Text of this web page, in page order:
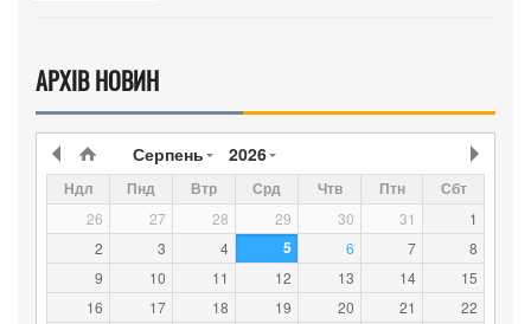
АРХІВ НОВИН
Серпень 2026
Ндл Пнд Втр Срд Чтв Птн Сбт
26 27 28 29 30 31
1
2
3 4 5 6 7
8
9
10 11 12 13 14
15
16
17 18 19 20 21
22